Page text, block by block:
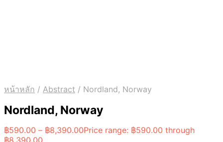
หน้าหลัก / Abstract / Nordland, Norway
Nordland, Norway
฿590.00 – ฿8,390.00Price range: ฿590.00 through